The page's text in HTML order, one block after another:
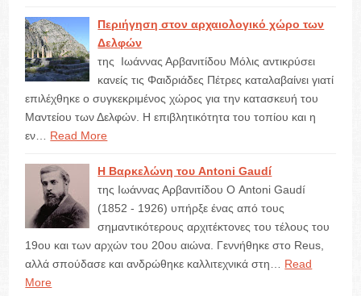
Περιήγηση στον αρχαιολογικό χώρο των
Δελφών
της Ιωάννας Αρβανιτίδου Μόλις αντικρύσει
κανείς τις Φαιδριάδες Πέτρες καταλαβαίνει γιατί
επιλέχθηκε ο συγκεκριμένος χώρος για την κατασκευή του
Μαντείου των Δελφών. Η επιβλητικότητα του τοπίου και η
εν… Read More
Η Βαρκελώνη του Antoni Gaudí
της Ιωάννας Αρβανιτίδου Ο Antoni Gaudí
(1852 - 1926) υπήρξε ένας από τους
σημαντικότερους αρχιτέκτονες του τέλους του
19ου και των αρχών του 20ου αιώνα. Γεννήθηκε στο Reus,
αλλά σπούδασε και ανδρώθηκε καλλιτεχνικά στη… Read
More